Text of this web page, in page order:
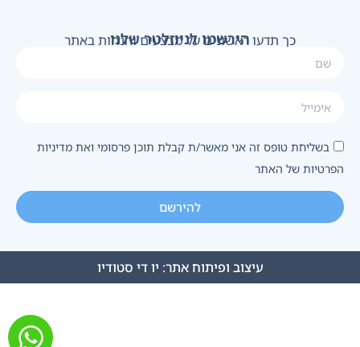
הירשמו לניוזלטר שלנו
כך תדעו ראשונים על מבצעים והנחות באתר
בשליחת טופס זה אני מאשר/ת קבלת תוכן פרסומי ואת מדיניות
הפרטיות של האתר
להירשם
עיצוב ופיתוח אתר: יו די סטודיו